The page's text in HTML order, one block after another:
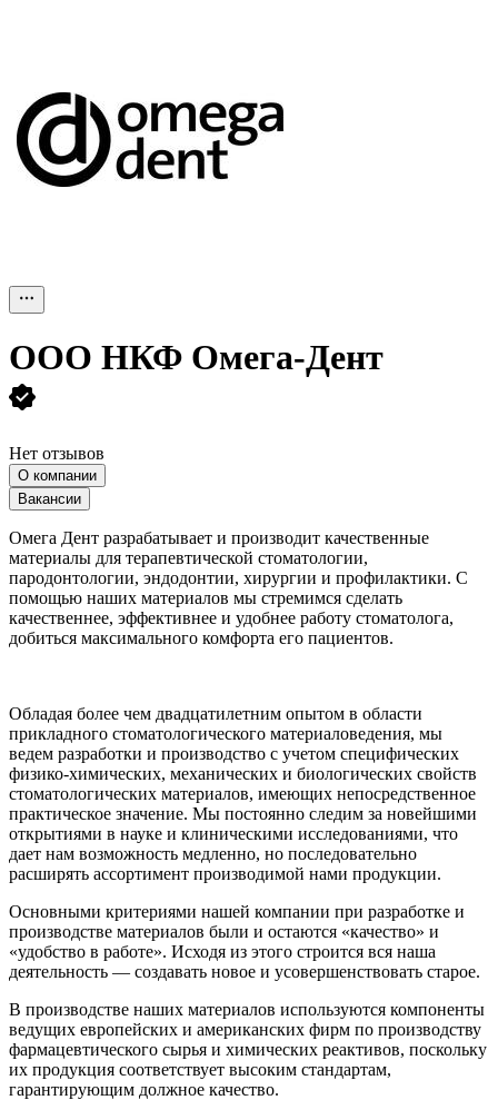
ООО НКФ Омега-Дент
Нет отзывов
О компании
Вакансии
Омега Дент разрабатывает и производит качественные
материалы для терапевтической стоматологии,
пародонтологии, эндодонтии, хирургии и профилактики. С
помощью наших материалов мы стремимся сделать
качественнее, эффективнее и удобнее работу стоматолога,
добиться максимального комфорта его пациентов.
Обладая более чем двадцатилетним опытом в области
прикладного стоматологического материаловедения, мы
ведем разработки и производство с учетом специфических
физико-химических, механических и биологических свойств
стоматологических материалов, имеющих непосредственное
практическое значение. Мы постоянно следим за новейшими
открытиями в науке и клиническими исследованиями, что
дает нам возможность медленно, но последовательно
расширять ассортимент производимой нами продукции.
Основными критериями нашей компании при разработке и
производстве материалов были и остаются «качество» и
«удобство в работе». Исходя из этого строится вся наша
деятельность — создавать новое и усовершенствовать старое.
В производстве наших материалов используются компоненты
ведущих европейских и американских фирм по производству
фармацевтического сырья и химических реактивов, поскольку
их продукция соответствует высоким стандартам,
гарантирующим должное качество.